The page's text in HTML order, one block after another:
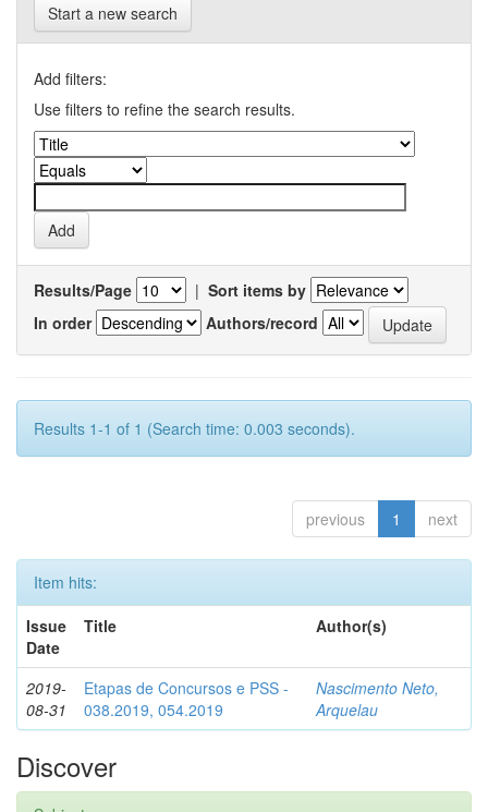
Start a new search
Add filters:
Use filters to refine the search results.
Results/Page | Sort items by
In order
Authors/record
Results 1-1 of 1 (Search time: 0.003 seconds).
previous 1 next
Item hits:
Issue
Date
Title Author(s)
2019-
08-31
Etapas de Concursos e PSS -
038.2019, 054.2019
Nascimento Neto,
Arquelau
Discover